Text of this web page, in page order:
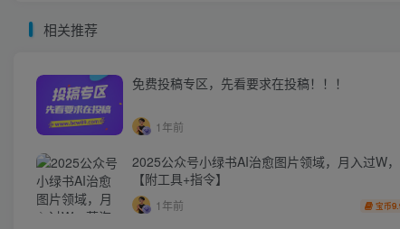
相关推荐
免费投稿专区，先看要求在投稿！！！
1年前
2025公众号小绿书AI治愈图片领域，月入过W
【附工具+指令】
1年前 宝币